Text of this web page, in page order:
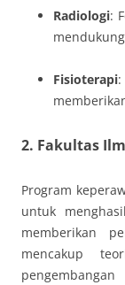
Radiologi:
Fisioterapi
2. Fakultas
Program
untuk
memberikan
mencakup